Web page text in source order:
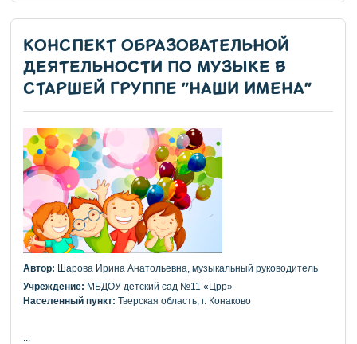
КОНСПЕКТ ОБРАЗОВАТЕЛЬНОЙ
ДЕЯТЕЛЬНОСТИ ПО МУЗЫКЕ В
СТАРШЕЙ ГРУППЕ "НАШИ ИМЕНА"
Автор: Шарова Ирина Анатольевна, музыкальный руководитель
Учреждение: МБДОУ детский сад №11 «Црр»
Населенный пункт:Тверская область, г. Конаково
...